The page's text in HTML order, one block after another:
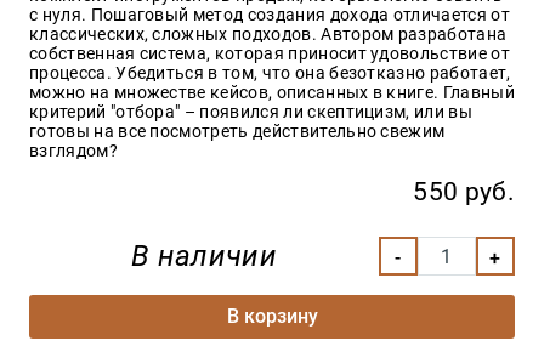
с нуля. Пошаговый метод создания дохода отличается от
классических, сложных подходов. Автором разработана
собственная система, которая приносит удовольствие от
процесса. Убедиться в том, что она безотказно работает,
можно на множестве кейсов, описанных в книге. Главный
критерий "отбора" – появился ли скептицизм, или вы
готовы на все посмотреть действительно свежим
взглядом?
550 руб.
В наличии
В корзину
+7(499)
350-17-
79
Москва
pochta@den-